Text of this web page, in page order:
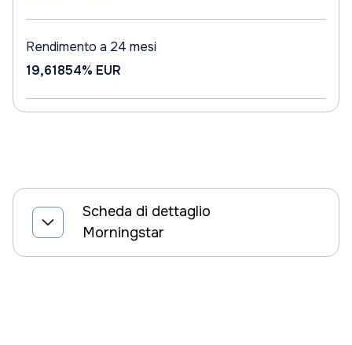
Rendimento a 24 mesi
19,61854% EUR
Scheda di dettaglio
Morningstar